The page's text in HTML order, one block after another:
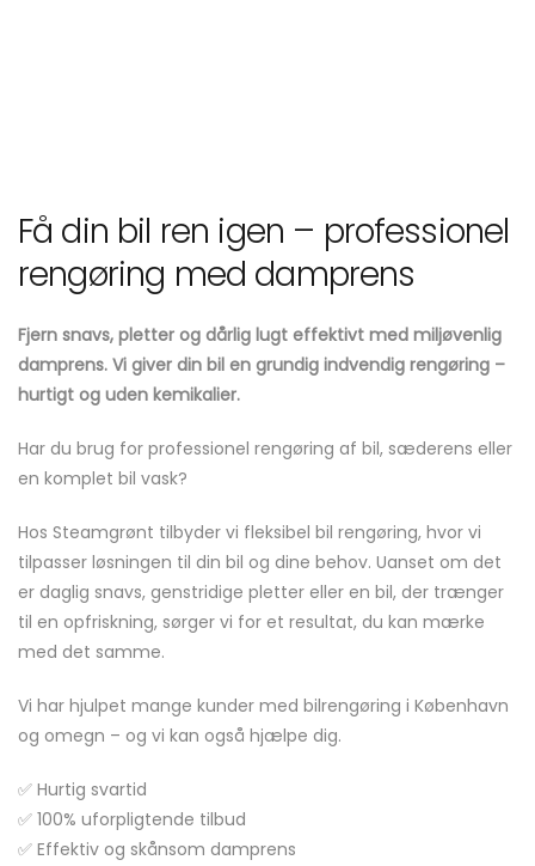
Få din bil ren igen – professionel
rengøring med damprens
Fjern snavs, pletter og dårlig lugt effektivt med miljøvenlig
damprens. Vi giver din bil en grundig indvendig rengøring –
hurtigt og uden kemikalier.
Har du brug for professionel rengøring af bil, sæderens eller
en komplet bil vask?
Hos Steamgrønt tilbyder vi fleksibel bil rengøring, hvor vi
tilpasser løsningen til din bil og dine behov. Uanset om det
er daglig snavs, genstridige pletter eller en bil, der trænger
til en opfriskning, sørger vi for et resultat, du kan mærke
med det samme.
Vi har hjulpet mange kunder med bilrengøring i København
og omegn – og vi kan også hjælpe dig.
✅ Hurtig svartid
✅ 100% uforpligtende tilbud
✅ Effektiv og skånsom damprens